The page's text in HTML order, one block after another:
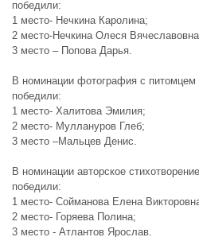
победили:
1 место- Нечкина Каролина;
2 место-Нечкина Олеся
3 место – Попова Дарья.
В номинации фотография с питомцем
победили:
1 место- Халитова Эмилия;
2 место- Муллануров Глеб;
3 место –Мальцев Денис.
В номинации авторское стихотворение
победили:
1 место- Сойманова Елена
2 место- Горяева Полина;
3 место - Атлантов Ярослав.